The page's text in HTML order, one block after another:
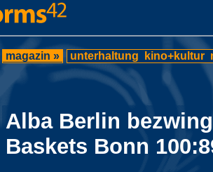
magazin » unterhaltung kino+kultur
Alba Berlin
Baskets Bonn